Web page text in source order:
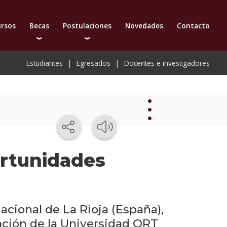
Becas
para estudiar postgrados
Postulaciones
Cómo postularte a un postgrado
Cómo inscribirte a un curso de actualización
Novedades Contacto
Estudiantes Egresados Docentes e investigadores
de La Rioja (España),
de la Universidad ORT